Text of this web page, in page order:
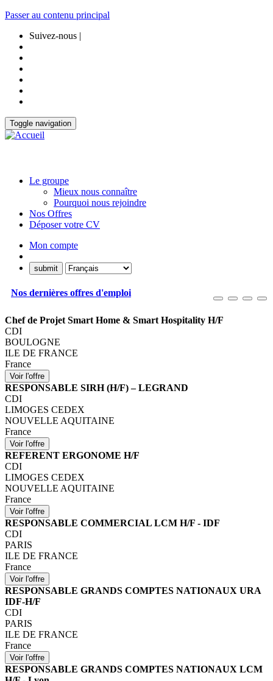
Passer au contenu principal
Suivez-nous |
Toggle navigation
Le groupe
Mieux nous connaître
Pourquoi nous rejoindre
Nos Offres
Déposer votre CV
Mon compte
Nos dernières offres d'emploi
Chef de Projet Smart Home & Smart Hospitality H/F
CDI
BOULOGNE
ILE DE FRANCE
France
RESPONSABLE SIRH (H/F) – LEGRAND
CDI
LIMOGES CEDEX
NOUVELLE AQUITAINE
France
REFERENT ERGONOME H/F
CDI
LIMOGES CEDEX
NOUVELLE AQUITAINE
France
RESPONSABLE COMMERCIAL LCM H/F - IDF
CDI
PARIS
ILE DE FRANCE
France
RESPONSABLE GRANDS COMPTES NATIONAUX URA
IDF-H/F
CDI
PARIS
ILE DE FRANCE
France
RESPONSABLE GRANDS COMPTES NATIONAUX LCM